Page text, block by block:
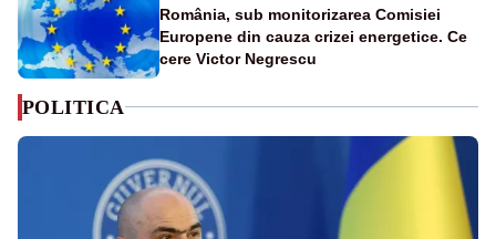
România, sub monitorizarea Comisiei
Europene din cauza crizei energetice. Ce
cere Victor Negrescu
POLITICA